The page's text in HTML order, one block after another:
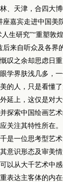
天津，合四大
嘉宾走进中国美
生研究”“重塑敦
来自听众及各
叹之余却思虑日
学界肤浅几多，
人，只是看懂了
延上，这仅是对
探索中国绘画艺
关注其特性所在。
一位思考型艺术
意识形态及审美
以从大千艺术中
表达主客体的内